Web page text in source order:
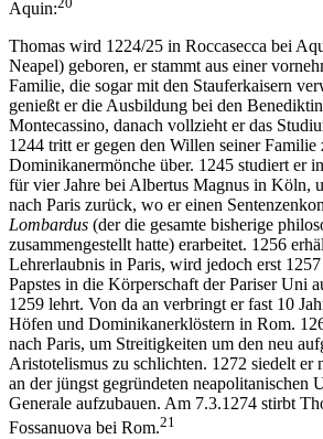
Aquin:
Thomas wird 1224/25 in Roccasecca bei
Neapel) geboren, er stammt aus einer
Familie, die sogar mit den Stauferkaisern
genießt er die Ausbildung bei den
Montecassino, danach vollzieht er das
1244 tritt er gegen den Willen seiner Familie
Dominikanermönche über. 1245 studiert er
für vier Jahre bei Albertus Magnus in Köln,
nach Paris zurück, wo er einen
Lombardus (der die gesamte bisherige
zusammengestellt hatte) erarbeitet. 1256
Lehrerlaubnis in Paris, wird jedoch erst
Papstes in die Körperschaft der Pariser Uni
1259 lehrt. Von da an verbringt er fast 10
Höfen und Dominikanerklöstern in Rom.
nach Paris, um Streitigkeiten um den neu
Aristotelismus zu schlichten. 1272 siedelt er
an der jüngst gegründeten neapolitanischen
Generale aufzubauen. Am 7.3.1274 stirbt
Fossanuova bei Rom.21